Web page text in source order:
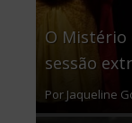
O Mistério
sessão
Por Jaqueline